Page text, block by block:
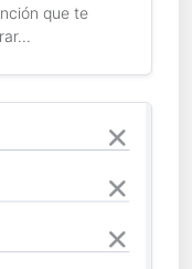
que te